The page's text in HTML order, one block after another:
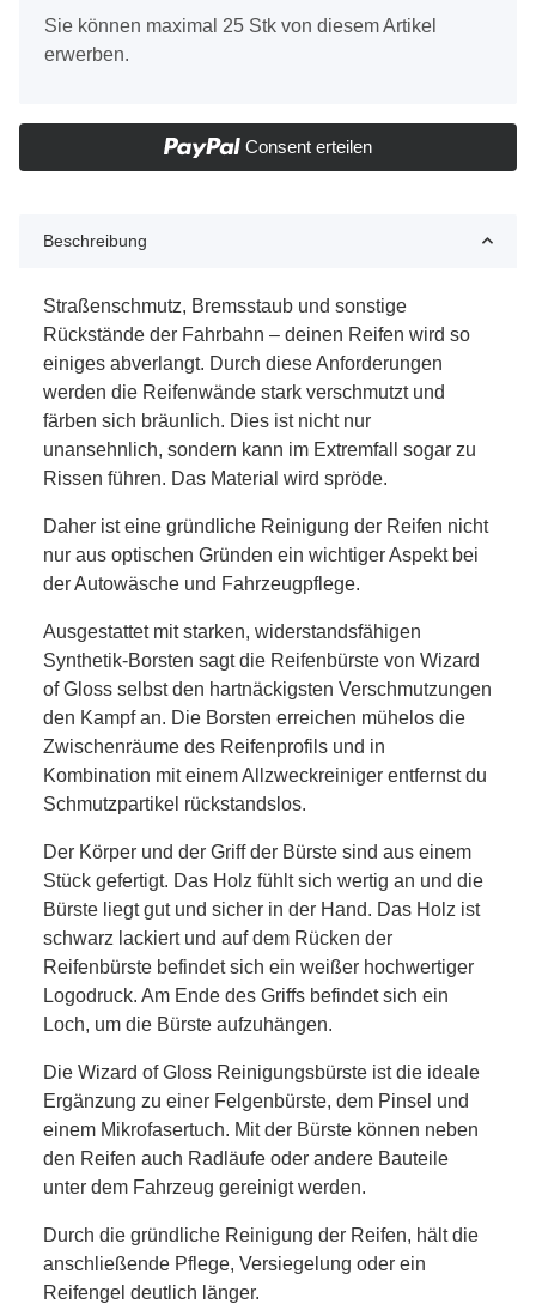
x
Sie können maximal 25 Stk von diesem Artikel
erwerben.
Consent erteilen
Beschreibung
Straßenschmutz, Bremsstaub und sonstige
Rückstände der Fahrbahn – deinen Reifen wird so
einiges abverlangt. Durch diese Anforderungen
werden die Reifenwände stark verschmutzt und
färben sich bräunlich. Dies ist nicht nur
unansehnlich, sondern kann im Extremfall sogar zu
Rissen führen. Das Material wird spröde.
Daher ist eine gründliche Reinigung der Reifen nicht
nur aus optischen Gründen ein wichtiger Aspekt bei
der Autowäsche und Fahrzeugpflege.
Ausgestattet mit starken, widerstandsfähigen
Synthetik-Borsten sagt die Reifenbürste von Wizard
of Gloss selbst den hartnäckigsten Verschmutzungen
den Kampf an. Die Borsten erreichen mühelos die
Zwischenräume des Reifenprofils und in
Kombination mit einem Allzweckreiniger entfernst du
Schmutzpartikel rückstandslos.
Der Körper und der Griff der Bürste sind aus einem
Stück gefertigt. Das Holz fühlt sich wertig an und die
Bürste liegt gut und sicher in der Hand. Das Holz ist
schwarz lackiert und auf dem Rücken der
Reifenbürste befindet sich ein weißer hochwertiger
Logodruck. Am Ende des Griffs befindet sich ein
Loch, um die Bürste aufzuhängen.
Die Wizard of Gloss Reinigungsbürste ist die ideale
Ergänzung zu einer Felgenbürste, dem Pinsel und
einem Mikrofasertuch. Mit der Bürste können neben
den Reifen auch Radläufe oder andere Bauteile
unter dem Fahrzeug gereinigt werden.
Durch die gründliche Reinigung der Reifen, hält die
anschließende Pflege, Versiegelung oder ein
Reifengel deutlich länger.